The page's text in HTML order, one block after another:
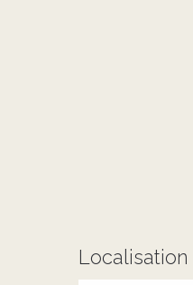
Localisation